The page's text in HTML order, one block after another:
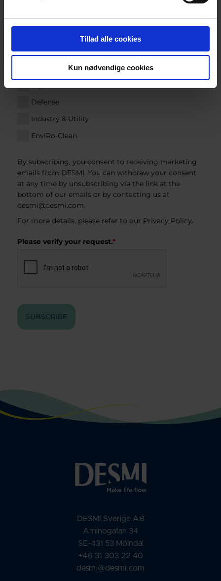
Tillad alle cookies
Kun nødvendige cookies
Marine
New Green Solutions
Defense
Industry & Utility
EnviRo-Clean
By subscribing, you consent to receiving marketing
emails from DESMI. You can withdraw your consent
at any time by unsubscribing via the link at the
bottom of our emails or by contacting us at
desmi@desmi.com.
For more details, please refer to our Privacy Policy.
Please verify your request.*
SUBSCRIBE
DESMI Sverige AB
Aminogatan 34
SE-431 53 Mölndal
+46 31 303 22 40
desmi@desmi.com